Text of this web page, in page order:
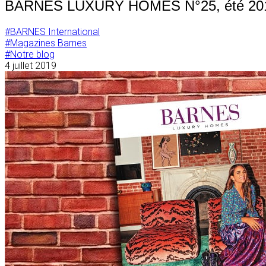
BARNES LUXURY HOMES N°25, été
#BARNES International
#Magazines Barnes
#Notre blog
4 juillet 2019